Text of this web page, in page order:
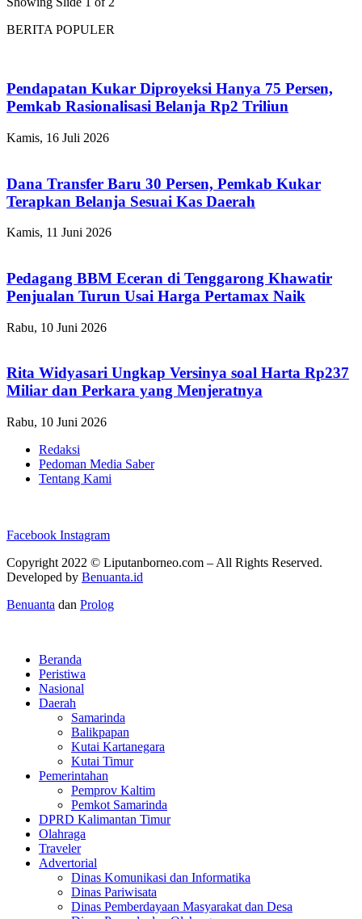
BERITA POPULER
Pendapatan Kukar Diproyeksi Hanya 75 Persen,
Pemkab Rasionalisasi Belanja Rp2 Triliun
Kamis, 16 Juli 2026
Dana Transfer Baru 30 Persen, Pemkab Kukar
Terapkan Belanja Sesuai Kas Daerah
Kamis, 11 Juni 2026
Pedagang BBM Eceran di Tenggarong Khawatir
Penjualan Turun Usai Harga Pertamax Naik
Rabu, 10 Juni 2026
Rita Widyasari Ungkap Versinya soal Harta Rp237
Miliar dan Perkara yang Menjeratnya
Rabu, 10 Juni 2026
Redaksi
Pedoman Media Saber
Tentang Kami
Facebook Instagram
Copyright 2022 © Liputanborneo.com – All Rights Reserved.
Developed by Benuanta.id
Benuanta dan Prolog
Beranda
Peristiwa
Nasional
Daerah
Samarinda
Balikpapan
Kutai Kartanegara
Kutai Timur
Pemerintahan
Pemprov Kaltim
Pemkot Samarinda
DPRD Kalimantan Timur
Olahraga
Traveler
Advertorial
Dinas Komunikasi dan Informatika
Dinas Pariwisata
Dinas Pemberdayaan Masyarakat dan Desa